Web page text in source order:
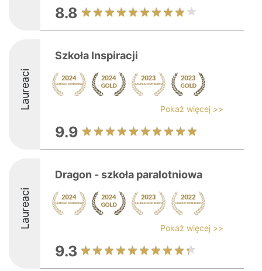
8.8
Laureaci
Szkoła Inspiracji
Pokaż więcej >>
9.9
Laureaci
Dragon - szkoła paralotniowa
Pokaż więcej >>
9.3